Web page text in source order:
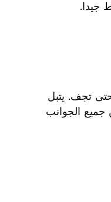
جيدا.
حتى تجف. يتبل
جميع الجوانب